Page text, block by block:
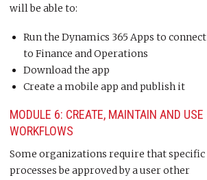
will be able to:
Run the Dynamics 365 Apps to connect
to Finance and Operations
Download the app
Create a mobile app and publish it
MODULE 6: CREATE, MAINTAIN AND USE
WORKFLOWS
Some organizations require that specific
processes be approved by a user other